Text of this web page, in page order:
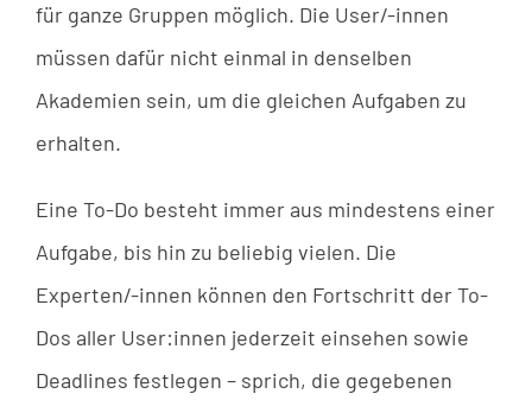
für ganze Gruppen möglich. Die User/-innen
müssen dafür nicht einmal in denselben
Akademien sein, um die gleichen Aufgaben zu
erhalten.
Eine To-Do besteht immer aus mindestens einer
Aufgabe, bis hin zu beliebig vielen. Die
Experten/-innen können den Fortschritt der To-
Dos aller User:innen jederzeit einsehen sowie
Deadlines festlegen – sprich, die gegebenen